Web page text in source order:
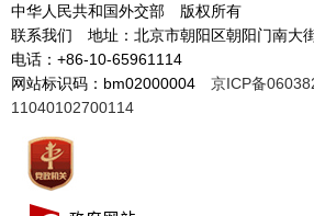
中华人民共和国外交部 版权所有
联系我们 地址：北京市朝阳区朝阳门南
电话：+86-10-65961114
网站标识码：bm02000004 京ICP备
11040102700114